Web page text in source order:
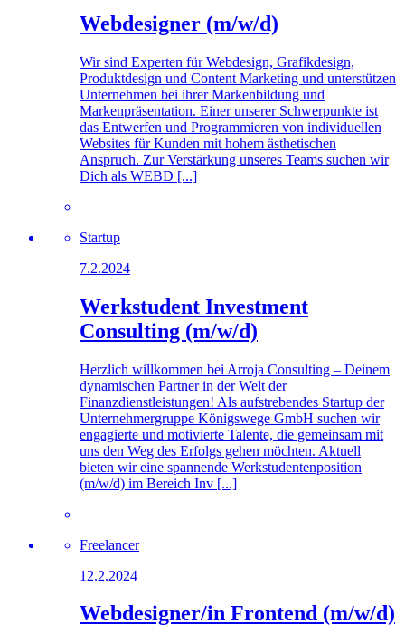
Webdesigner (m/w/d)
Wir sind Experten für Webdesign, Grafikdesign,
Produktdesign und Content Marketing und unterstützen
Unternehmen bei ihrer Markenbildung und
Markenpräsentation. Einer unserer Schwerpunkte ist
das Entwerfen und Programmieren von individuellen
Websites für Kunden mit hohem ästhetischen
Anspruch. Zur Verstärkung unseres Teams suchen wir
Dich als WEBD [...]
Startup
7.2.2024
Werkstudent Investment
Consulting (m/w/d)
Herzlich willkommen bei Arroja Consulting – Deinem
dynamischen Partner in der Welt der
Finanzdienstleistungen! Als aufstrebendes Startup der
Unternehmergruppe Königswege GmbH suchen wir
engagierte und motivierte Talente, die gemeinsam mit
uns den Weg des Erfolgs gehen möchten. Aktuell
bieten wir eine spannende Werkstudentenposition
(m/w/d) im Bereich Inv [...]
Freelancer
12.2.2024
Webdesigner/in Frontend (m/w/d)